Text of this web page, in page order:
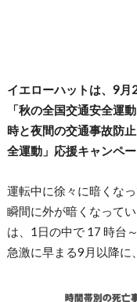
イエローハットは、9
「秋の全国交通安全運
時と夜間の交通事故防
全運動」応援キャンペー
運転中に徐々に暗くな
瞬間に外が暗くなって
は、1日の中で 17 時台
急激に早まる9月以降に